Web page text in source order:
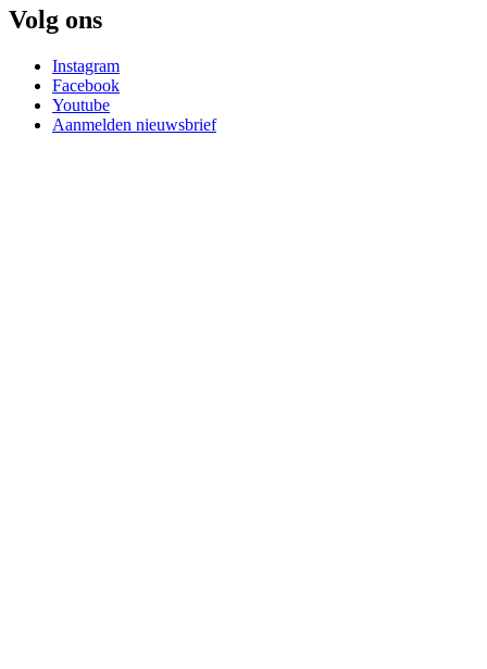
Volg ons
Instagram
Facebook
Youtube
Aanmelden nieuwsbrief